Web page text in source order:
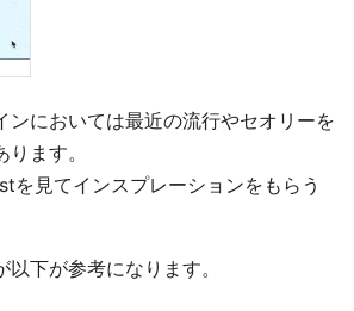
ンにおいては最近の流行やセオリーを
ます。
見てインスプレーションをもらう
下が参考になります。